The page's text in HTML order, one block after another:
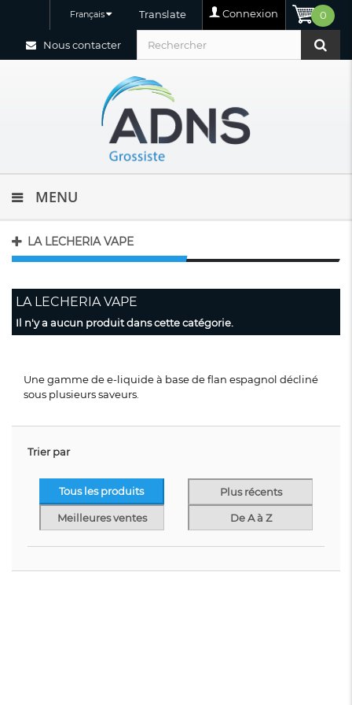
0
Connexion
Translate
Français
Nous contacter
MENU
LA LECHERIA VAPE
LA LECHERIA VAPE
Il n'y a aucun produit dans cette catégorie.
Une gamme de e-liquide à base de flan espagnol décliné
sous plusieurs saveurs.
Trier par
Tous les produits Plus récents
Meilleures ventes De A à Z